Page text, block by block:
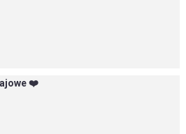
❤️